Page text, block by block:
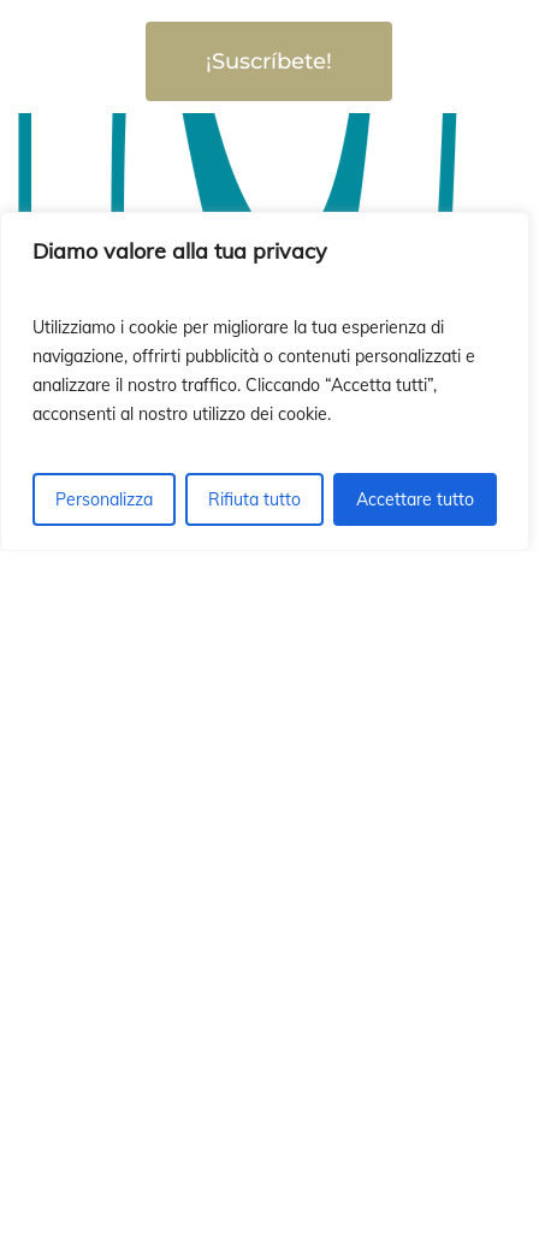
Diamo valore alla tua privacy
Utilizziamo i cookie per migliorare la tua esperienza di
navigazione, offrirti pubblicità o contenuti personalizzati e
analizzare il nostro traffico. Cliccando “Accetta tutti”,
acconsenti al nostro utilizzo dei cookie.
Personalizza Rifiuta tutto Accettare tutto
¡Suscríbete!